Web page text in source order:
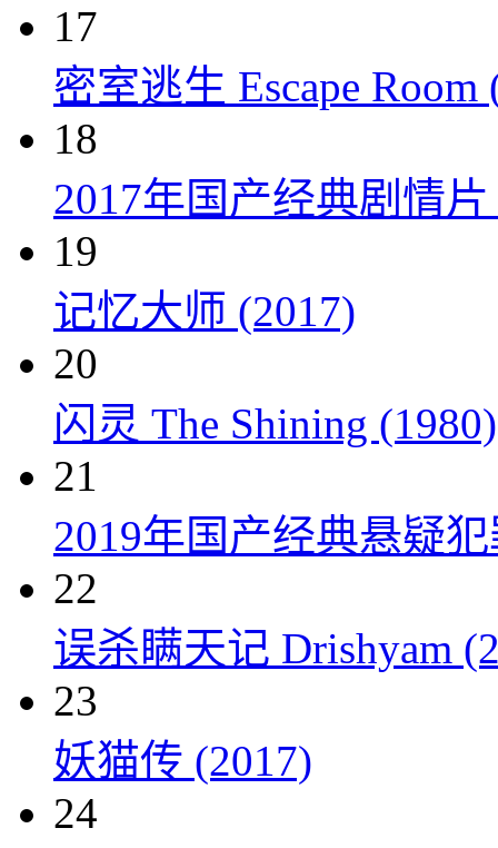
17
密室逃生 Escape Room
18
2017年国产经典剧情
19
记忆大师 (2017)
20
闪灵 The Shining (1980)
21
2019年国产经典悬疑
22
误杀瞒天记 Drishyam
23
妖猫传 (2017)
24